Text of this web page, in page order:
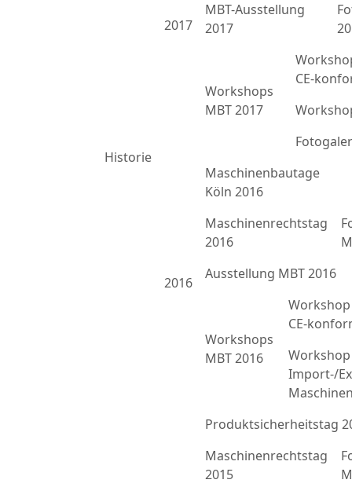
Historie
2017
MBT-Ausstellung
2017
Workshops
MBT 2017
CE-
2016
Maschinenbautage
Köln 2016
Maschinenrechtstag
2016
Ausstellung MBT 2016
Workshops
MBT 2016
CE-
Import-/
Produktsicherheitstag
Maschinenrechtstag
2015